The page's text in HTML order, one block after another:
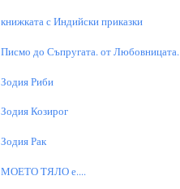
книжката с Индийски приказки
Писмо до Съпругата. от Любовницата.
Зодия Риби
Зодия Козирог
Зодия Рак
МОЕТО TЯЛО е....